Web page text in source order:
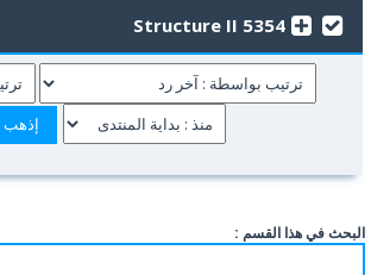
5354 Structure II
البحث في هذا القسم :